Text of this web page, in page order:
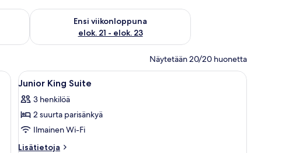
elok. 14 - elok. 16
Ensi viikonloppuna
elok. 21 - elok. 23
Tarkista ensi viikonlopun saatavuus elok. 21 - elok. 23
Näytetään 20/20 huonetta
suuri sänky, työpöytä, näköala rannalle ja ruokailutila.
Avaa
kaikki
huonetyypin
Junior
King
Suite
Moderni hotellihuone, jossa on sänky,
10
Junior King Suite
3 henkilöä
2 suurta parisänkyä
Ilmainen Wi-Fi
Lisätietoja
Lisätietoja